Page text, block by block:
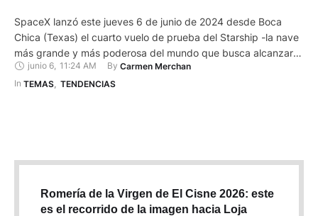
SpaceX lanzó este jueves 6 de junio de 2024 desde Boca
Chica (Texas) el cuarto vuelo de prueba del Starship -la nave
más grande y más poderosa del mundo que busca alcanzar el
espacio exterior- después de los dos intentos de 2023, que
terminaron en explosiones, y de otro en marzo pasado en el
junio 6, 11:24 AM By Carmen Merchan
In TEMAS, TENDENCIAS
Romería de la Virgen de El Cisne 2026: este
es el recorrido de la imagen hacia Loja